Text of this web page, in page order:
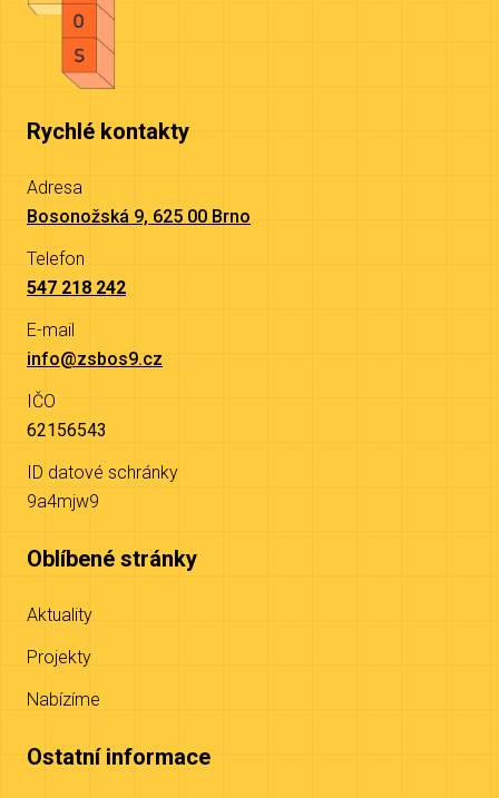
Rychlé kontakty
Adresa
Bosonožská 9, 625 00 Brno
Telefon
547 218 242
E-mail
info@zsbos9.cz
IČO
62156543
ID datové schránky
9a4mjw9
Oblíbené stránky
Aktuality
Projekty
Nabízíme
Ostatní informace